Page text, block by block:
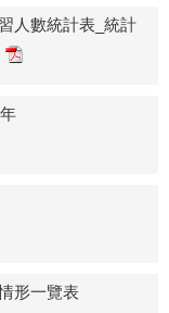
人數統計表_統計
形一覽表